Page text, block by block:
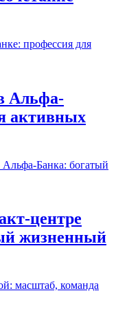
Альфа-
активных
центре
жизненный